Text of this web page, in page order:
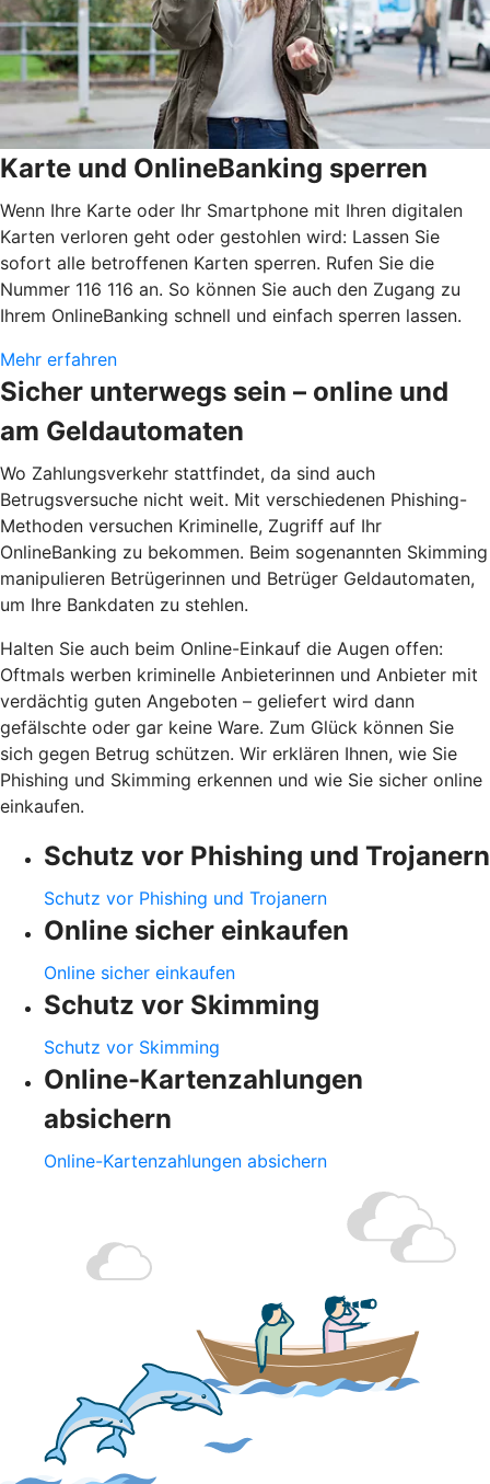
Karte und OnlineBanking sperren
Wenn Ihre Karte oder Ihr Smartphone mit Ihren digitalen
Karten verloren geht oder gestohlen wird: Lassen Sie
sofort alle betroffenen Karten sperren. Rufen Sie die
Nummer 116 116 an. So können Sie auch den Zugang zu
Ihrem OnlineBanking schnell und einfach sperren lassen.
Mehr erfahren
Sicher unterwegs sein – online und
am Geldautomaten
Wo Zahlungsverkehr stattfindet, da sind auch
Betrugsversuche nicht weit. Mit verschiedenen Phishing-
Methoden versuchen Kriminelle, Zugriff auf Ihr
OnlineBanking zu bekommen. Beim sogenannten Skimming
manipulieren Betrügerinnen und Betrüger Geldautomaten,
um Ihre Bankdaten zu stehlen.
Halten Sie auch beim Online-Einkauf die Augen offen:
Oftmals werben kriminelle Anbieterinnen und Anbieter mit
verdächtig guten Angeboten – geliefert wird dann
gefälschte oder gar keine Ware. Zum Glück können Sie
sich gegen Betrug schützen. Wir erklären Ihnen, wie Sie
Phishing und Skimming erkennen und wie Sie sicher online
einkaufen.
Schutz vor Phishing und Trojanern
Schutz vor Phishing und Trojanern
Online sicher einkaufen
Online sicher einkaufen
Schutz vor Skimming
Schutz vor Skimming
Online-Kartenzahlungen
absichern
Online-Kartenzahlungen absichern